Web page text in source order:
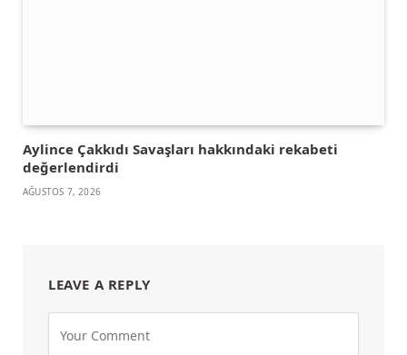
Aylince Çakkıdı Savaşları hakkındaki rekabeti
değerlendirdi
AĞUSTOS 7, 2026
LEAVE A REPLY